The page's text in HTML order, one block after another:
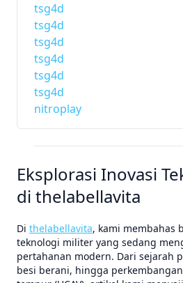
tsg4d
tsg4d
tsg4d
tsg4d
tsg4d
tsg4d
nitroplay
Eksplorasi Inovasi
di thelabellavita
Di thelabellavita, kami membahas
teknologi militer yang sedang
pertahanan modern. Dari sejarah
besi berani, hingga